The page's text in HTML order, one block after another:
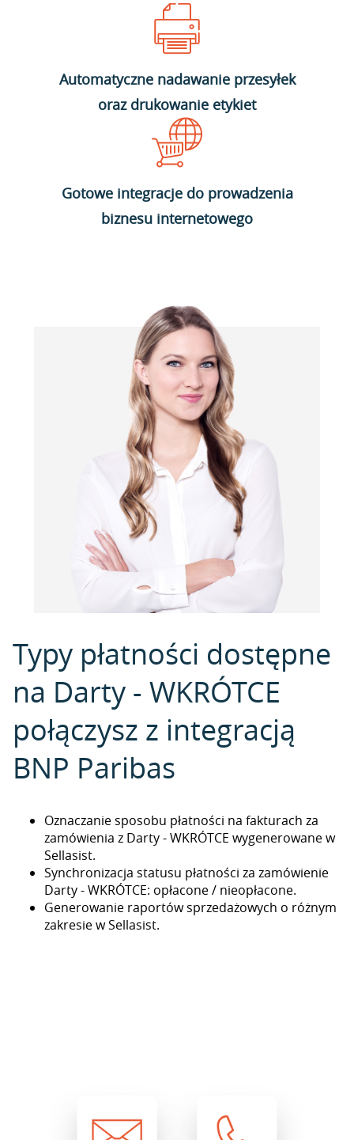
Automatyczne nadawanie przesyłek
oraz drukowanie etykiet
Gotowe integracje do prowadzenia
biznesu internetowego
Typy płatności dostępne
na Darty - WKRÓTCE
połączysz z integracją
BNP Paribas
Oznaczanie sposobu płatności na fakturach za
zamówienia z Darty - WKRÓTCE wygenerowane w
Sellasist.
Synchronizacja statusu płatności za zamówienie
Darty - WKRÓTCE: opłacone / nieopłacone.
Generowanie raportów sprzedażowych o różnym
zakresie w Sellasist.